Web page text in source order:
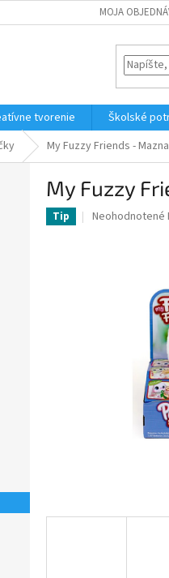
MOJA
tvorenie Školské
My Fuzzy Friends -
My Fuzzy
Tip
Priemerné
Neohodnotené